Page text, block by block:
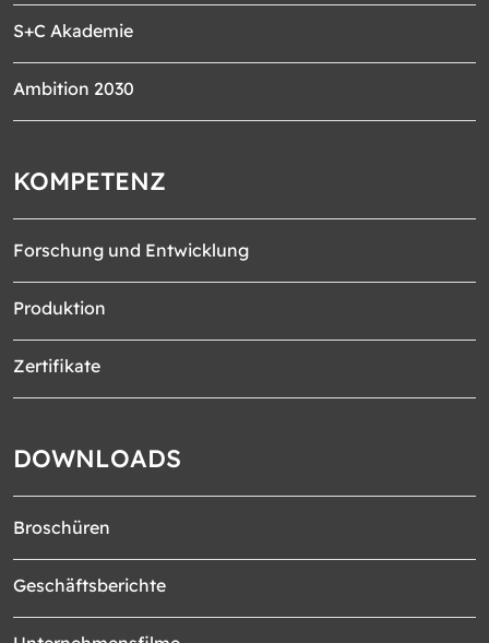
S+C Akademie
Ambition 2030
KOMPETENZ
Forschung und Entwicklung
Produktion
Zertifikate
DOWNLOADS
Broschüren
Geschäftsberichte